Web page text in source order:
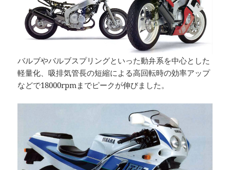
バルブやバルブスプリングといった動弁系を中心とした
軽量化、吸排気管長の短縮による高回転時の効率アップ
などで18000rpmまでピークが伸びました。